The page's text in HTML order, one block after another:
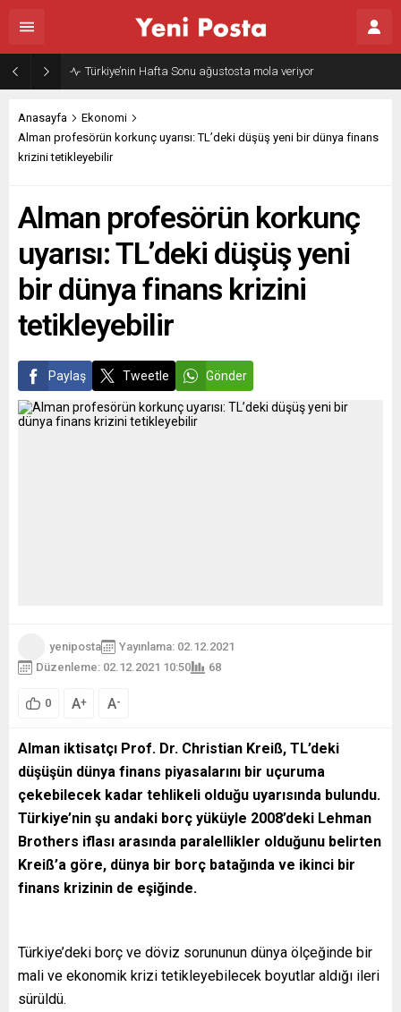
Gazze’nin geleceği: Teknokratik kontrol mü, kolonializm mi?
Anasayfa
Ekonomi
Alman profesörün korkunç uyarısı: TL’deki düşüş yeni bir dünya finans
krizini tetikleyebilir
Alman profesörün korkunç
uyarısı: TL’deki düşüş yeni
bir dünya finans krizini
tetikleyebilir
Paylaş Tweetle Gönder
yeniposta
Yayınlama: 02.12.2021
Düzenleme: 02.12.2021 10:50
68
0 A+ A-
Alman iktisatçı Prof. Dr. Christian Kreiß, TL’deki
düşüşün dünya finans piyasalarını bir uçuruma
çekebilecek kadar tehlikeli olduğu uyarısında bulundu.
Türkiye’nin şu andaki borç yüküyle 2008’deki Lehman
Brothers iflası arasında paralellikler olduğunu belirten
Kreiß’a göre, dünya bir borç batağında ve ikinci bir
finans krizinin de eşiğinde.
Türkiye’deki borç ve döviz sorununun dünya ölçeğinde bir
mali ve ekonomik krizi tetikleyebilecek boyutlar aldığı ileri
sürüldü.